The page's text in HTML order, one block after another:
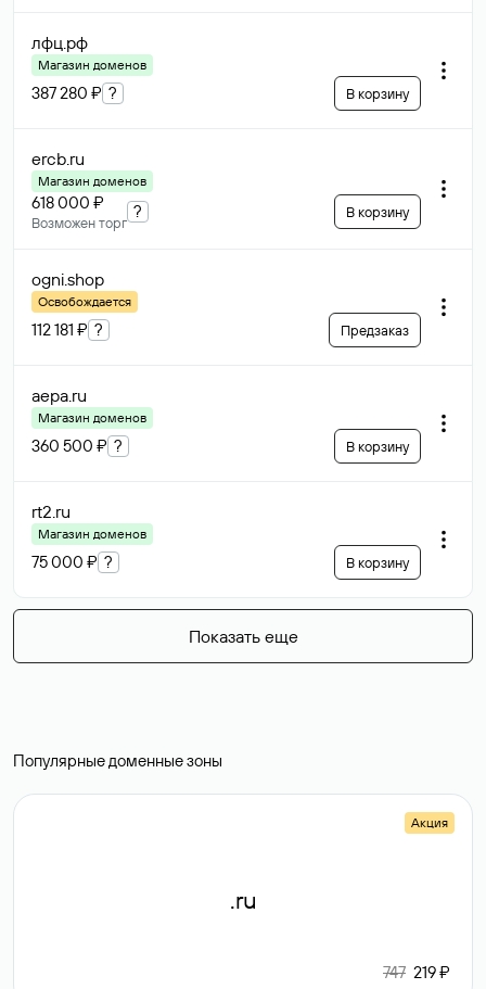
лфц.рф
Магазин доменов
387 280 ₽ ? В корзину
ercb.ru
Магазин доменов
618 000 ₽
Возможен торг
? В корзину
ogni.shop
Освобождается
112 181 ₽ ? Предзаказ
aepa.ru
Магазин доменов
360 500 ₽ ? В корзину
rt2.ru
Магазин доменов
75 000 ₽ ? В корзину
Показать еще
Популярные доменные зоны
Акция
.ru
747 219 ₽